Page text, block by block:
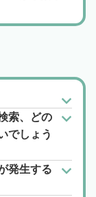
索、どの
でしょう
発生する